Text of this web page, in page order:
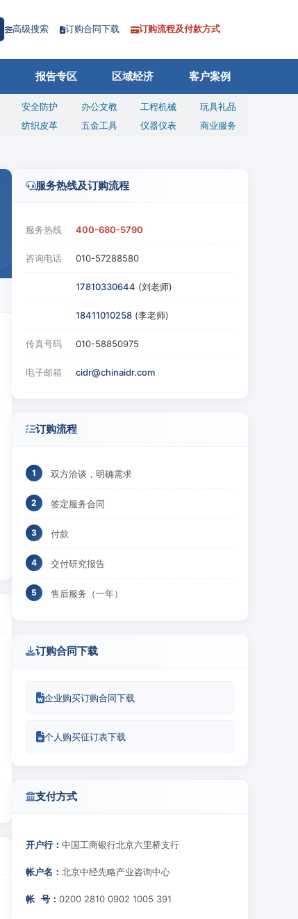
高级搜索 订购合同下载 订购流程及付款方式
报告专区 区域经济 客户案例
安全防护 办公文教 工程机械
玩具礼品
纺织皮革 五金工具 仪器仪表 商业服务
服务热线及订购流程
服务热线 400-680-5790
咨询电话 010-57288580
17810330644 (刘老师)
18411010258 (李老师)
传真号码 010-58850975
电子邮箱 cidr@chinaidr.com
订购流程
双方洽谈，明确需求
签定服务合同
付款
交付研究报告
售后服务（一年）
订购合同下载
企业购买订购合同下载
个人购买征订表下载
支付方式
开户行： 中国工商银行北京六里桥支行
帐户名： 北京中经先略产业咨询中心
帐 号： 0200 2810 0902 1005 391